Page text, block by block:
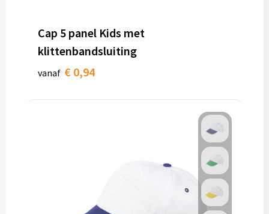
Cap 5 panel Kids met
klittenbandsluiting
vanaf € 0,94